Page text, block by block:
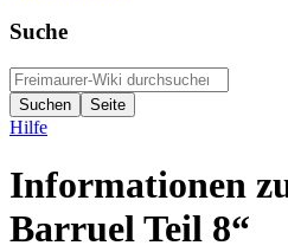
Suche
Hilfe
Informationen
Barruel Teil 8“